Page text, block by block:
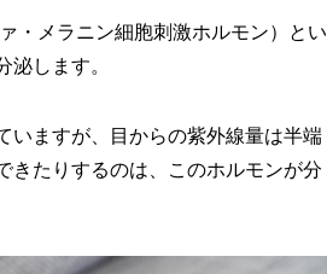
・メラニン細胞刺激ホルモン）とい
します。
いますが、目からの紫外線量は半端
きたりするのは、このホルモンが分